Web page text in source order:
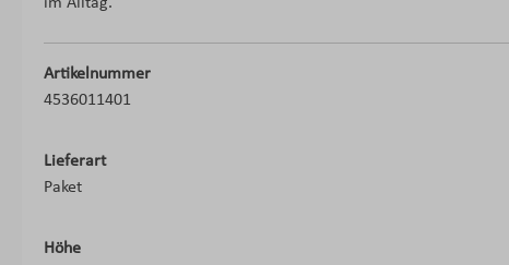
im Alltag.
Artikelnummer
4536011401
Lieferart
Paket
Höhe